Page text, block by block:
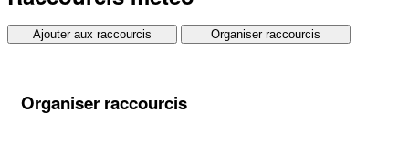
Ajouter aux raccourcis Organiser raccourcis
Organiser raccourcis